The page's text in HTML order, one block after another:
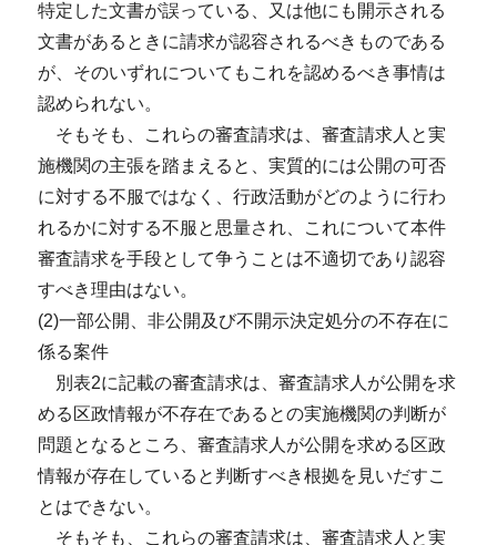
特定した文書が誤っている、又は他にも開示される
文書があるときに請求が認容されるべきものである
が、そのいずれについてもこれを認めるべき事情は
認められない。
そもそも、これらの審査請求は、審査請求人と実
施機関の主張を踏まえると、実質的には公開の可否
に対する不服ではなく、行政活動がどのように行わ
れるかに対する不服と思量され、これについて本件
審査請求を手段として争うことは不適切であり認容
すべき理由はない。
(2)一部公開、非公開及び不開示決定処分の不存在に
係る案件
別表2に記載の審査請求は、審査請求人が公開を求
める区政情報が不存在であるとの実施機関の判断が
問題となるところ、審査請求人が公開を求める区政
情報が存在していると判断すべき根拠を見いだすこ
とはできない。
そもそも、これらの審査請求は、審査請求人と実